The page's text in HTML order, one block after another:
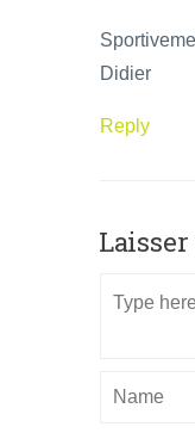
Didier
Reply